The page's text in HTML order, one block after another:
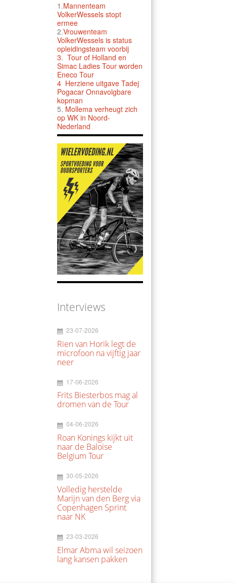
1.Mannenteam
VolkerWessels stopt
ermee
2.Vrouwenteam
VolkerWessels is status
opleidingsteam voorbij
3. Tour of Holland en
Simac Ladies Tour worden
Eneco Tour
4 Herziene uitgave Tadej
Pogacar Onnavolgbare
kopman
5. Mollema verheugt zich
op WK in Noord-
Nederland
Interviews
23-07-2026
Rien van Horik legt de
microfoon na vijftig jaar
neer
17-06-2026
Frits Biesterbos mag al
dromen van de Tour
04-06-2026
Roan Konings kijkt uit
naar de Baloise
Belgium Tour
30-05-2026
Volledig herstelde
Marijn van den Berg via
Copenhagen Sprint
naar NK
23-03-2026
Elmar Abma wil seizoen
lang kansen pakken